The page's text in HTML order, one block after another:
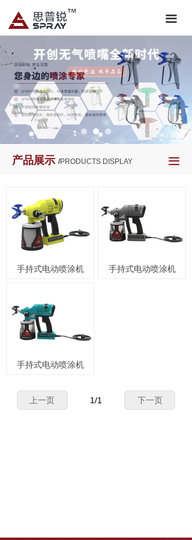
끀
产品展示 /PRODUCTS DISPLAY 끀
手持式电动喷涂机 手持式电动喷涂机
手持式电动喷涂机
上一页 下一页
1/1